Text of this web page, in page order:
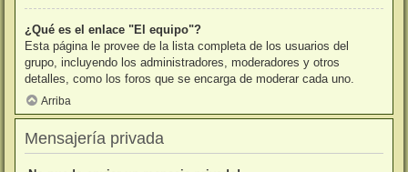
¿Qué es el enlace "El equipo"?
Esta página le provee de la lista completa de los usuarios del
grupo, incluyendo los administradores, moderadores y otros
detalles, como los foros que se encarga de moderar cada uno.
Arriba
Mensajería privada